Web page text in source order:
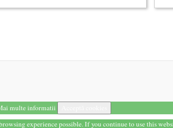
un an (2 semestre),...
(anul I)
cultural
(platforma Internet) Obiectivul
un sistem complex de market...
multe informatii
experience possible. If you continue to use this